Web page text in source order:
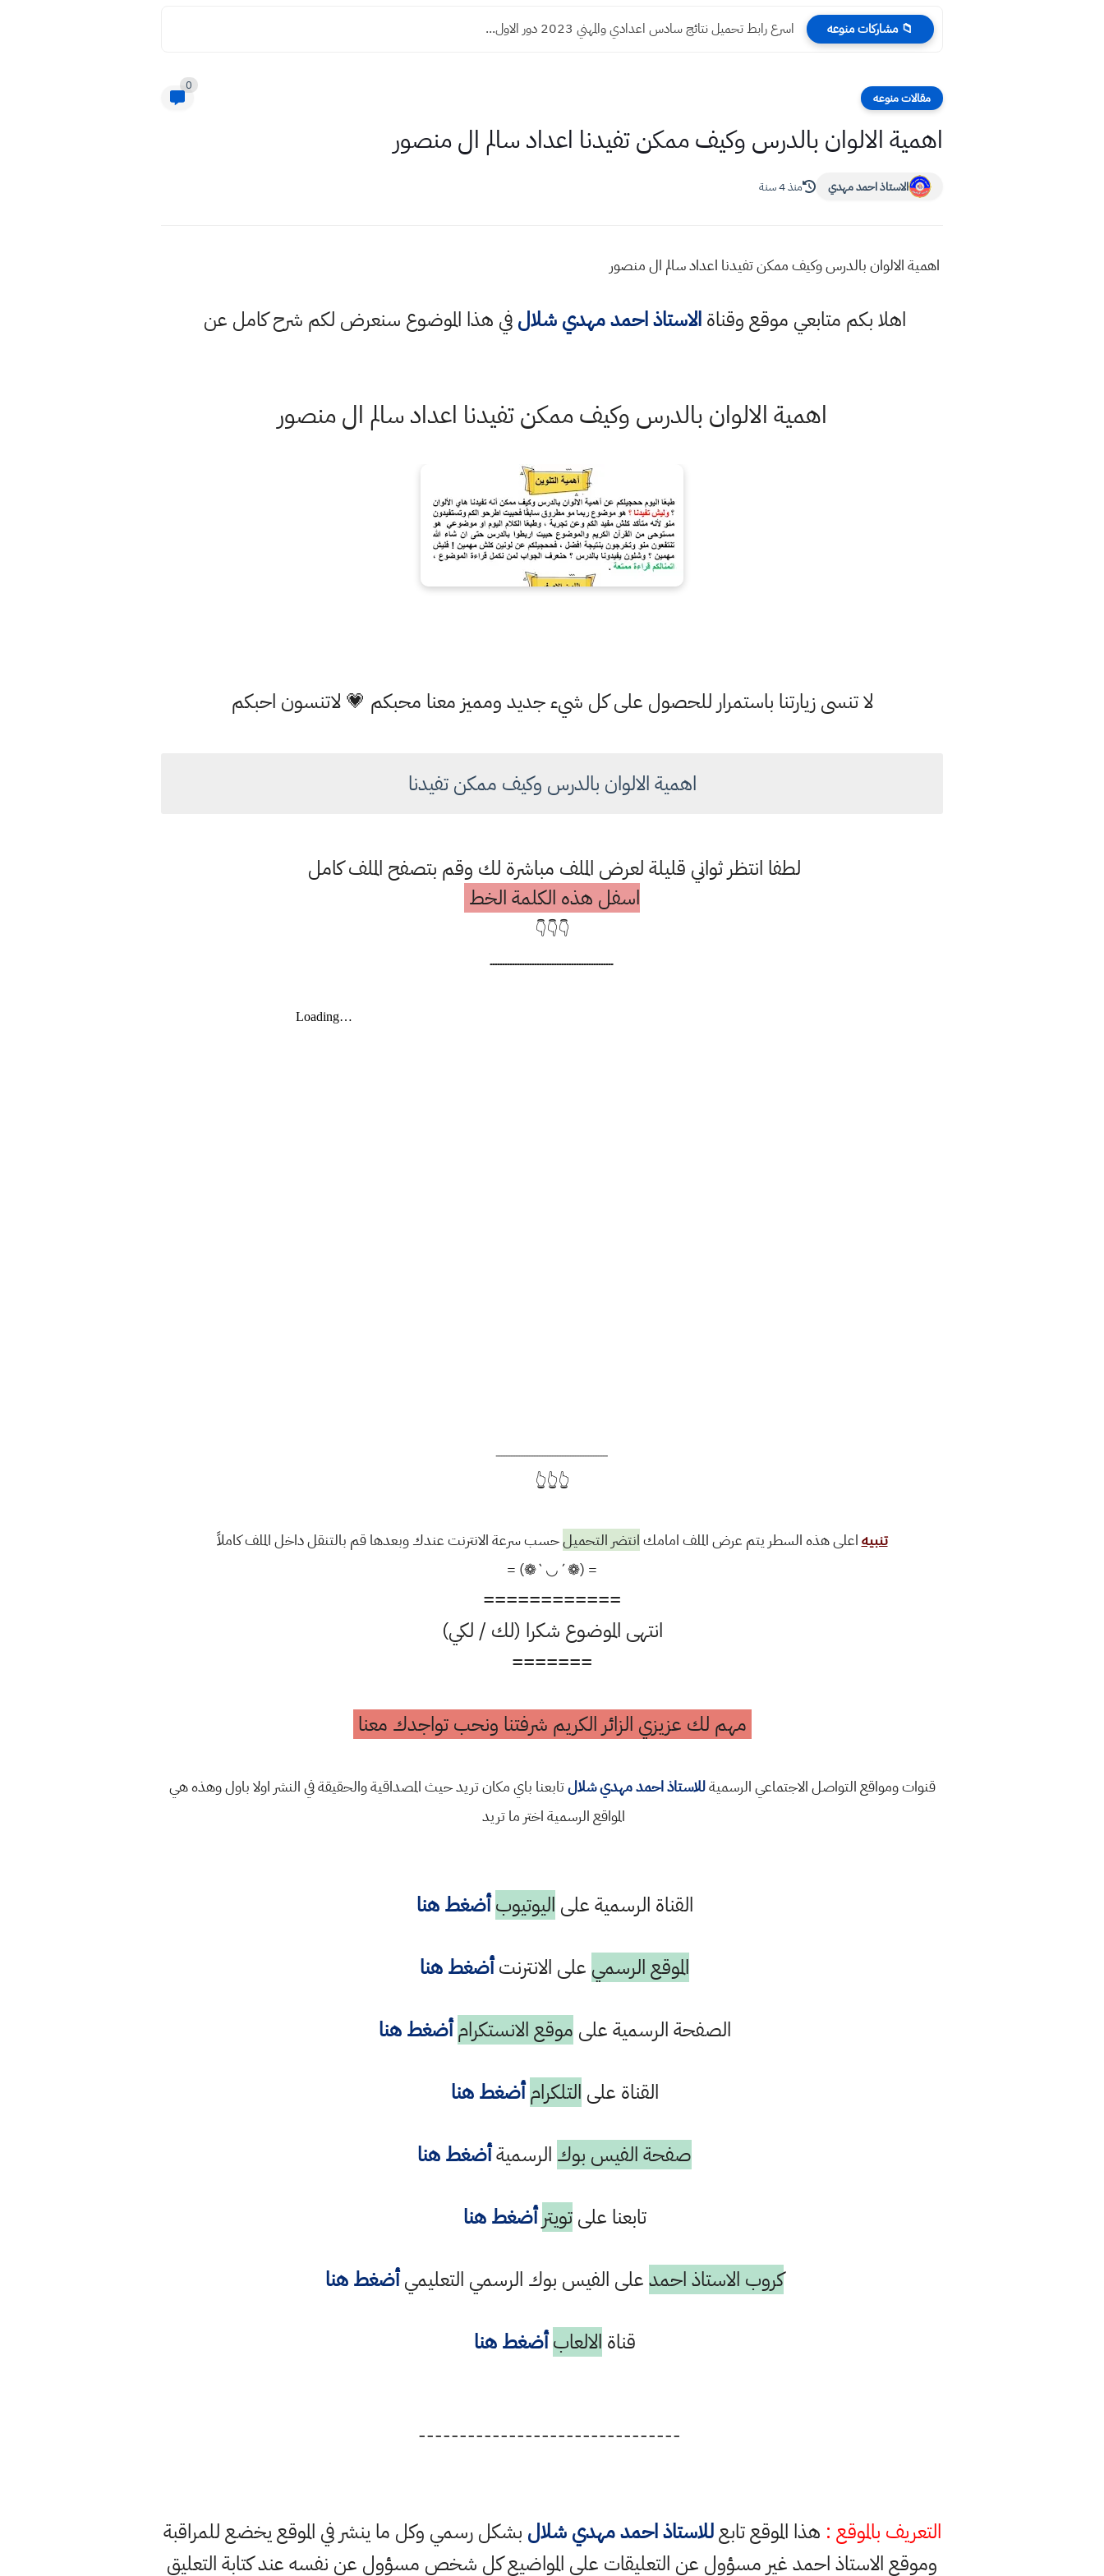
📁 مشاركات منوعه اسرع رابط تحميل نتائج سادس اعدادي والمهني 2023 دور الاول...
مقالات منوعه
0
اهمية الالوان بالدرس وكيف ممكن تفيدنا اعداد سالم ال منصور
الاستاذ احمد مهدي منذ 4 سنة
اهمية الالوان بالدرس وكيف ممكن تفيدنا اعداد سالم ال منصور
اهلا بكم متابعي موقع وقناةالاستاذ احمد مهدي شلالفي هذا الموضوع سنعرض لكم شرح كامل عن
اهمية الالوان بالدرس وكيف ممكن تفيدنا اعداد سالم ال منصور
لا تنسى زيارتنا باستمرار للحصول على كل شيء جديد ومميز معنا محبكم 💗 لاتنسون احبكم
اهمية الالوان بالدرس وكيف ممكن تفيدنا
لطفا انتظر ثواني قليلة لعرض الملف مباشرة لك وقم بتصفح الملف كامل
اسفل هذه الكلمة الخط
👇👇👇
ــــــــــــــــــــــــــــــــــــــــــــــــــ
ــــــــــــــــــــــــــــــــــــــــــــــــــــــــــــــــــــ
👆👆👆
تنبيهاعلى هذه السطر يتم عرض الملف امامكانتضر التحميلحسب سرعة الانترنت عندك وبعدها قم بالتنقل داخل الملف كاملاً
= (❁´◡`❁) =
============
انتهى الموضوع شكرا (لك / لكي)
=======
مهم لك عزيزي الزائر الكريم شرفتنا ونحب تواجدك معنا
قنوات ومواقع التواصل الاجتماعي الرسميةللاستاذ احمد مهدي شلالتابعنا باي مكان تريد حيث المصداقية والحقيقة في النشر اولا باول وهذه هي
المواقع الرسمية اختر ما تريد
القناة الرسمية على اليوتيوب أضغط هنا
الموقع الرسمي على الانترنتأضغط هنا
الصفحة الرسمية على موقع الانستكرام أضغط هنا
القناة على التلكرام أضغط هنا
صفحة الفيس بوك الرسميةأضغط هنا
تابعنا علىتويتر أضغط هنا
كروب الاستاذ احمدعلى الفيس بوك الرسمي التعليميأضغط هنا
قناة الالعاب أضغط هنا
--------------------------------
التعريف بالموقع : هذا الموقع تابعللاستاذ احمد مهدي شلال بشكل رسمي وكل ما ينشر في الموقع يخضع للمراقبة
وموقع الاستاذ احمد غير مسؤول عن التعليقات على المواضيع كل شخص مسؤول عن نفسه عند كتابة التعليق